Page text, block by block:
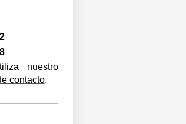
nuestro
contacto.